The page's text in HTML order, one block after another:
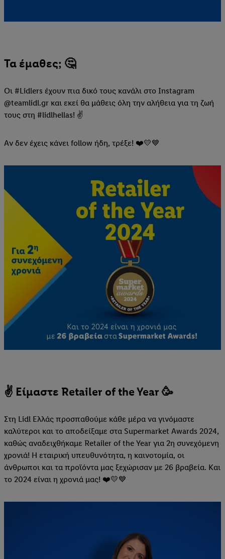
Τα έμαθες; 🤔
Οι #Lidlers έχουν πια δικό τους κανάλι στο Instagram
@teamlidl.gr και εκεί θα μάθεις όλη την αλήθεια για τη ζωή
τους στη #lidlhellas! ✌
Αν δεν έχεις κάνει follow ήδη, τρέξε! ❤️💛💙
✌️ Είμαστε Retailer of the Year 🥳
Στη Lidl Ελλάς προσπαθούμε κάθε μέρα να γινόμαστε
καλύτεροι και το αποδείξαμε στα Supermarket Awards 2024,
καθώς αναδειχθήκαμε Retailer of the Year για 2η συνεχόμενη
χρονιά! H εταιρική υπευθυνότητα, η καινοτομία, οι
άνθρωποι και τα προϊόντα μας ξεχώρισαν με 26 βραβεία. Και
το 2024 είναι η χρονιά μας! ❤️💛💙